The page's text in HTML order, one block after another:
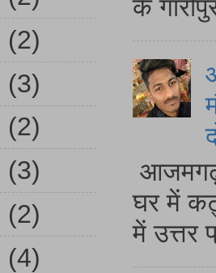
के
घर में
में
(2)
(3)
(2)
(3)
(2)
(4)